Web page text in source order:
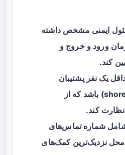
ایمنی مشخص داشته
ورود و خروج و
کند.
یک نفر پشتیبان
زمینی (shore spotter) باشد که از
کند.
شماره تماس‌های
نزدیک‌ترین کمک‌های